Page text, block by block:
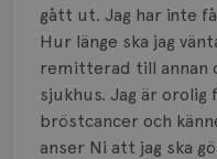
gått ut. Jag har inte
Hur länge ska jag
remitterad till annan
sjukhus. Jag är
bröstcancer och
anser Ni att jag ska
Läkemedel
Typ av bröstcancer
Smärta